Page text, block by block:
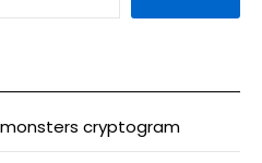
cryptogram